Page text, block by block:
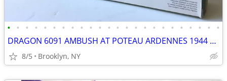
• • • • • • • • • • • • • • • • • • • • • • • •
DRAGON 6091 AMBUSH AT POTEAU ARDENNES 1944 1 35 SCALE GERMAN FIGURE SE
8/5 Brooklyn, NY